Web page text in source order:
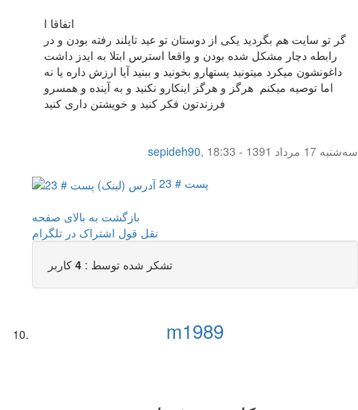
اتفاقا ا
گر تو سایت هم بگردید یکی از دوستان تو عید تایلند رفته بودن و در
رابطه دچار مشکل شده بودن و واقعا استرس ابتلا به ایدز داشت
داغونشون میکرد میتونید پستهارو بخونید و ببنید آیا ارزش داره یا نه
اما توصیه میکنم هرگز و هرگز اینکارو نکنید و به آینده و همسرو
فرزندتون فکر کنید و خویشتن داری کنید
sepideh90,
سه‌شنبه 17 مرداد 1391 - 18:33
پست # 23
بازگشت به بالای صفحه
نقل قول اشتراک در تلگرام
تشکر شده توسط : 4 کاربر
m1989